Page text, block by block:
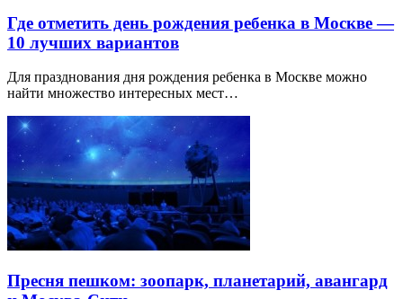
Где отметить день рождения ребенка в Москве —
10 лучших вариантов
Для празднования дня рождения ребенка в Москве можно
найти множество интересных мест…
Пресня пешком: зоопарк, планетарий, авангард